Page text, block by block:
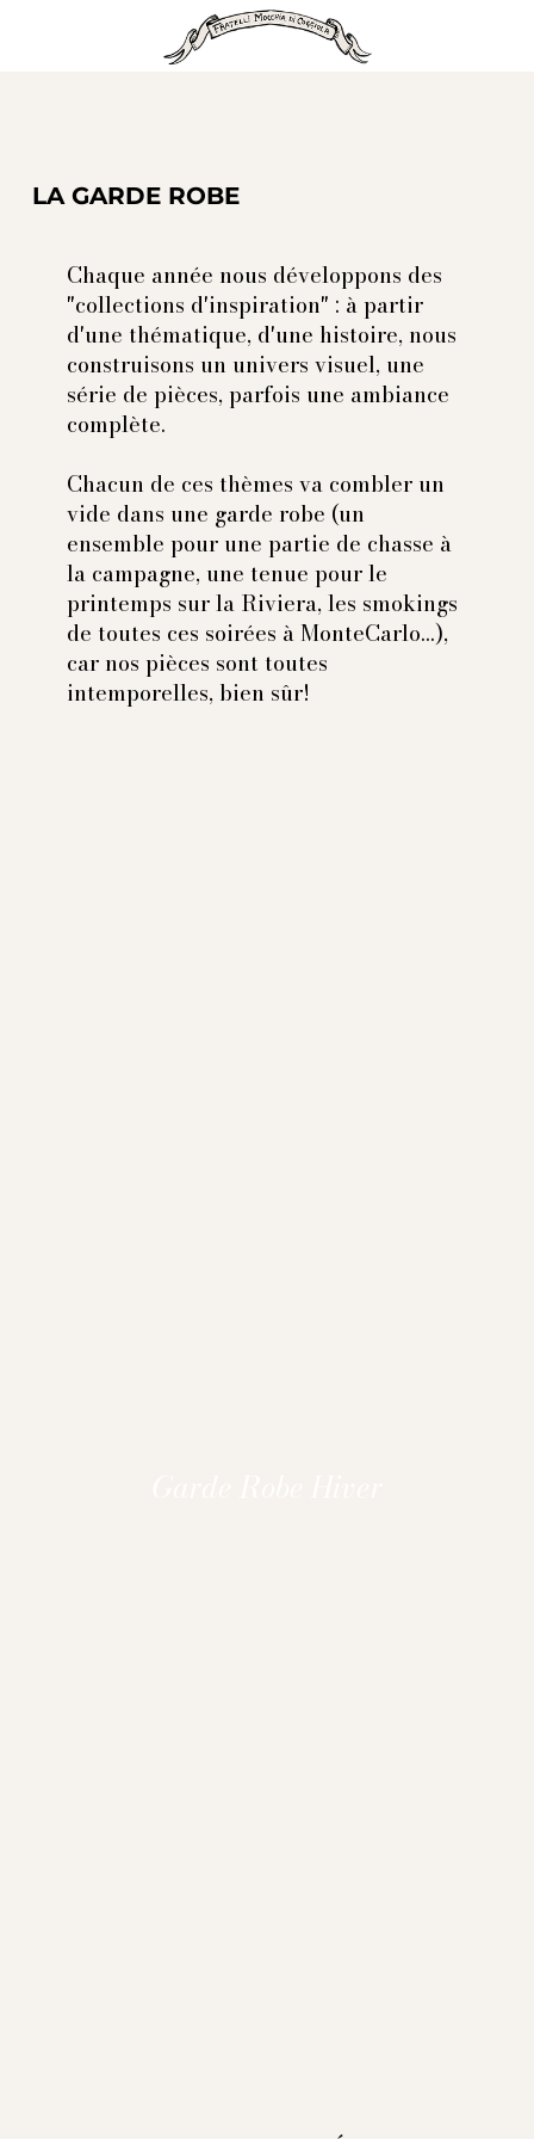
LA GARDE ROBE
Chaque année nous développons des
"collections d'inspiration" : à partir
d'une thématique, d'une histoire, nous
construisons un univers visuel, une
série de pièces, parfois une ambiance
complète.
Chacun de ces thèmes va combler un
vide dans une garde robe (un
ensemble pour une partie de chasse à
la campagne, une tenue pour le
printemps sur la Riviera, les smokings
de toutes ces soirées à MonteCarlo...),
car nos pièces sont toutes
intemporelles, bien sûr!